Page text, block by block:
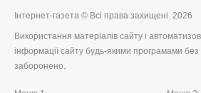
Інтернет-газета © Всі права захищені. 2026
Використання матеріалів сайту і
інформації сайту будь-якими програмами
заборонено.